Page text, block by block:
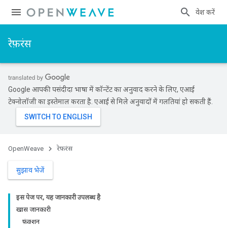
प्रवेश करें
रेफ़रंस
Google आपकी पसंदीदा भाषा में कॉन्टेंट का अनुवाद करने के लिए, एआई
टेक्नोलॉजी का इस्तेमाल करता है. एआई से मिले अनुवादों में गलतियां हो सकती हैं.
OpenWeave रेफ़रंस
सुझाव भेजें
इस पेज पर, यह जानकारी उपलब्ध है
खास जानकारी
फ़ंक्शन